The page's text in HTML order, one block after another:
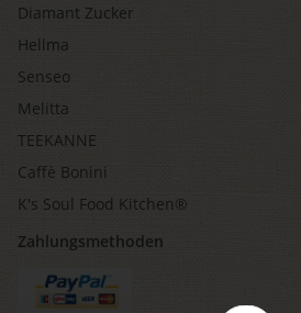
Diamant Zucker
Hellma
Senseo
Melitta
TEEKANNE
Caffè Bonini
K's Soul Food Kitchen®
Zahlungsmethoden